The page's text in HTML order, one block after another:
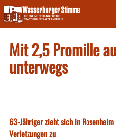
Skip
to
content
Mit 2,5 Promille
unterwegs
63-Jähriger zieht sich in
Verletzungen zu